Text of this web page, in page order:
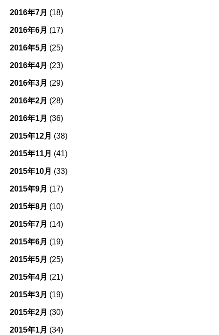
2016年7月 (18)
2016年6月 (17)
2016年5月 (25)
2016年4月 (23)
2016年3月 (29)
2016年2月 (28)
2016年1月 (36)
2015年12月 (38)
2015年11月 (41)
2015年10月 (33)
2015年9月 (17)
2015年8月 (10)
2015年7月 (14)
2015年6月 (19)
2015年5月 (25)
2015年4月 (21)
2015年3月 (19)
2015年2月 (30)
2015年1月 (34)